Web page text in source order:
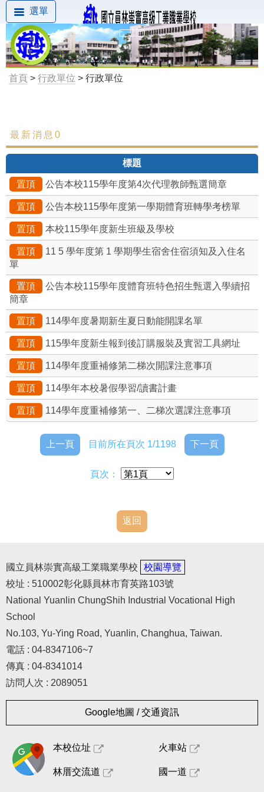
選單
首頁 > 行政單位 > 行政單位
最新消息
最新消息0
標題
置頂 公告本校115學年度第4次代理教師甄選簡章
置頂 公告本校115學年度第一學期體育班轉學考榜單
置頂 本校115學年度新生班級及學校
置頂
11 5 學年度第 1 學期學生宿舍住宿須知及入住名
單
置頂
公告本校115學年度體育班特色招生甄選入學續招
簡章
置頂 114學年度暑期新生夏日動能開課名單
置頂 115學年度新生報到後訂購服裝及實習工具網址
置頂 114學年度重補修第二梯次開課注意事項
置頂 114學年本校暑假學習/讀書計畫
置頂 114學年度重補修第一、二梯次選課注意事項
上一頁 目前所在頁次 1/1198 下一頁
頁次：
返回
國立員林崇實高級工業職業學校
校園導覽
校址 : 510002彰化縣員林市育英路103號
National Yuanlin ChungShih Industrial Vocational High
School
No.103, Yu-Ying Road, Yuanlin, Changhua, Taiwan.
電話 : 04-8347106~7
傳真 : 04-8341014
訪問人次 : 2089051
Google地圖 / 交通資訊
本校位址 火車站
林厝交流道 國一道